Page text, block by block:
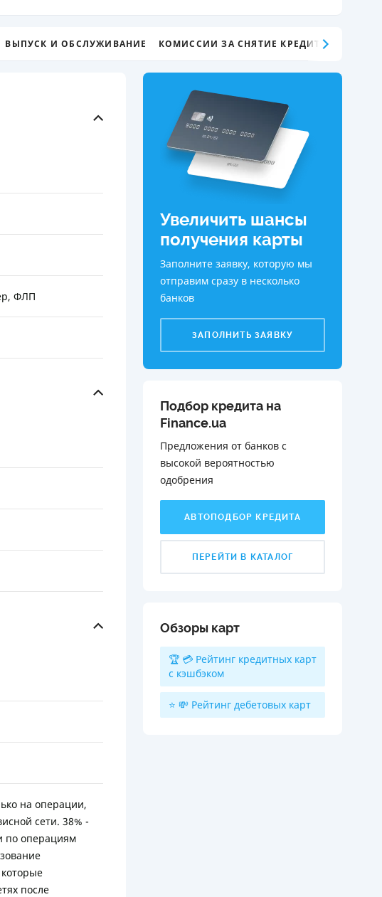
ОТЗЫВЫ О СТРАХОВЫХ
КОНТАКТЫ
ВЫПУСК И ОБСЛУЖИВАНИЕ КОМИССИИ ЗА СНЯТИЕ КРЕДИТНЫХ
ФЛП
на операции,
сети. 38% -
по операциям
после
Увеличить шансы
получения карты
Заполните заявку, которую мы
отправим сразу в несколько
банков
ЗАПОЛНИТЬ ЗАЯВКУ
Подбор кредита на
Finance.ua
Предложения от банков с
высокой вероятностью
одобрения️
АВТОПОДБОР КРЕДИТА
ПЕРЕЙТИ В КАТАЛОГ
Обзоры карт
🏆 💳 Рейтинг кредитных карт
с кэшбэком
⭐ 💸 Рейтинг дебетовых карт